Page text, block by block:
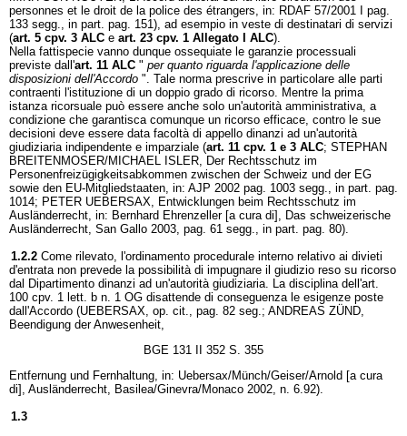
personnes et le droit de la police des étrangers, in: RDAF 57/2001 I pag.
133 segg., in part. pag. 151), ad esempio in veste di destinatari di servizi
(art. 5 cpv. 3 ALC e art. 23 cpv. 1 Allegato I ALC).
Nella fattispecie vanno dunque ossequiate le garanzie processuali
previste dall'art. 11 ALC " per quanto riguarda l'applicazione delle
disposizioni dell'Accordo ". Tale norma prescrive in particolare alle parti
contraenti l'istituzione di un doppio grado di ricorso. Mentre la prima
istanza ricorsuale può essere anche solo un'autorità amministrativa, a
condizione che garantisca comunque un ricorso efficace, contro le sue
decisioni deve essere data facoltà di appello dinanzi ad un'autorità
giudiziaria indipendente e imparziale (art. 11 cpv. 1 e 3 ALC; STEPHAN
BREITENMOSER/MICHAEL ISLER, Der Rechtsschutz im
Personenfreizügigkeitsabkommen zwischen der Schweiz und der EG
sowie den EU-Mitgliedstaaten, in: AJP 2002 pag. 1003 segg., in part. pag.
1014; PETER UEBERSAX, Entwicklungen beim Rechtsschutz im
Ausländerrecht, in: Bernhard Ehrenzeller [a cura di], Das schweizerische
Ausländerrecht, San Gallo 2003, pag. 61 segg., in part. pag. 80).
1.2.2 Come rilevato, l'ordinamento procedurale interno relativo ai divieti
d'entrata non prevede la possibilità di impugnare il giudizio reso su ricorso
dal Dipartimento dinanzi ad un'autorità giudiziaria. La disciplina dell'art.
100 cpv. 1 lett. b n. 1 OG disattende di conseguenza le esigenze poste
dall'Accordo (UEBERSAX, op. cit., pag. 82 seg.; ANDREAS ZÜND,
Beendigung der Anwesenheit,
BGE 131 II 352 S. 355
Entfernung und Fernhaltung, in: Uebersax/Münch/Geiser/Arnold [a cura
di], Ausländerrecht, Basilea/Ginevra/Monaco 2002, n. 6.92).
1.3